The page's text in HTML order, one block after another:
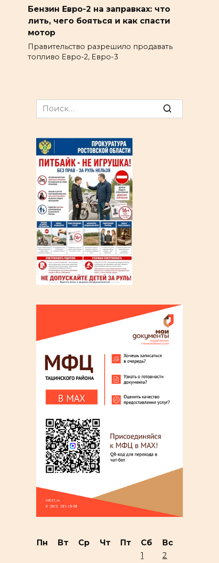
Бензин Евро-2 на заправках: что
лить, чего бояться и как спасти
мотор
Правительство разрешило продавать
топливо Евро-2, Евро-3
Search
for:
Пн Вт Ср Чт Пт Сб
Вс
1
2